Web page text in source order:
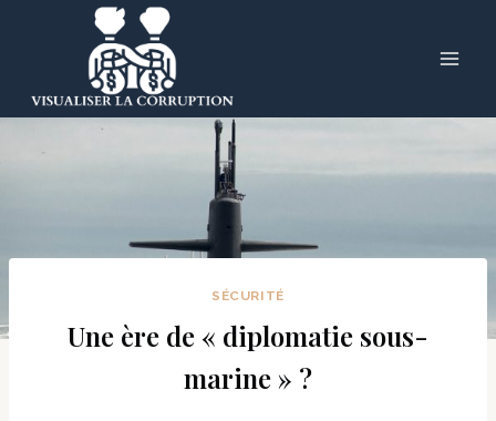
SÉCURITÉ
Une ère de « diplomatie sous-
marine » ?